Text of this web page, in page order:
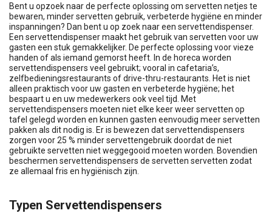
Bent u opzoek naar de perfecte oplossing om servetten netjes te
bewaren, minder servetten gebruik, verbeterde hygiëne en minder
inspanningen? Dan bent u op zoek naar een servettendispenser.
Een servettendispenser maakt het gebruik van servetten voor uw
gasten een stuk gemakkelijker. De perfecte oplossing voor vieze
handen of als iemand gemorst heeft. In de horeca worden
servettendispensers veel gebruikt; vooral in cafetaria’s,
zelfbedieningsrestaurants of drive-thru-restaurants. Het is niet
alleen praktisch voor uw gasten en verbeterde hygiëne; het
bespaart u en uw medewerkers ook veel tijd. Met
servettendispensers moeten niet elke keer weer servetten op
tafel gelegd worden en kunnen gasten eenvoudig meer servetten
pakken als dit nodig is. Er is bewezen dat servettendispensers
zorgen voor 25 % minder servettengebruik doordat de niet
gebruikte servetten niet weggegooid moeten worden. Bovendien
beschermen servettendispensers de servetten servetten zodat
ze allemaal fris en hygiënisch zijn.
Typen Servettendispensers